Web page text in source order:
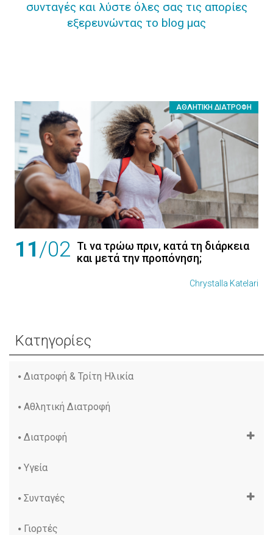
συνταγές και λύστε όλες σας τις απορίες
εξερευνώντας το blog μας
ΑΘΛΗΤΙΚΉ ΔΙΑΤΡΟΦΉ
11/02 Τι να τρώω πριν, κατά τη διάρκεια
και μετά την προπόνηση;
Chrystalla Katelari
Κατηγορίες
Διατροφή & Τρίτη Ηλικία
Αθλητική Διατροφή
Διατροφή
Υγεία
Συνταγές
Γιορτές